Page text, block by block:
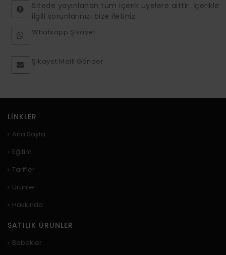
Sitede yayınlanan tüm içerik üyelere aittir. İçerikle
ilgili sorunlarınızı bize iletiniz.
Whatsapp Şikayet
Şikayet Maili Gönder
LINKLER
Ana Sayfa
Eğitim
Tarifler
Ürünler
Hakkında
SATILIK ÜRÜNLER
Bebekler